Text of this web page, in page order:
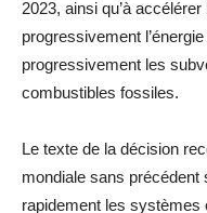
2023, ainsi qu’à
progressivement
progressivement les
combustibles fossiles.
Le texte de la décision
mondiale sans précédent
rapidement les systèmes